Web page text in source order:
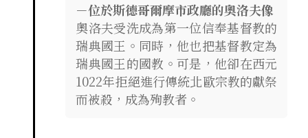
－位於斯德哥爾摩市政廳的奧洛夫像
奧洛夫受洗成為第一位信奉基督教的
瑞典國王。同時，他也把基督教定為
瑞典國王的國教。可是，他卻在西元
1022年拒絕進行傳統北歐宗教的獻祭
而被殺，成為殉教者。